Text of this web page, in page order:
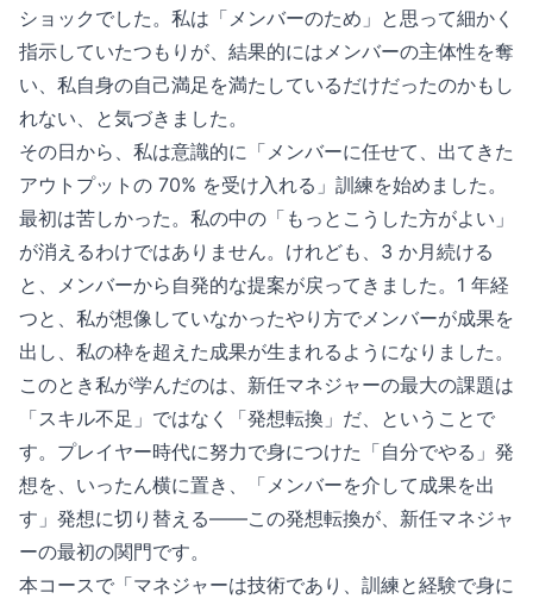
ショックでした。私は「メンバーのため」と思って細かく
指示していたつもりが、結果的にはメンバーの主体性を奪
い、私自身の自己満足を満たしているだけだったのかもし
れない、と気づきました。
その日から、私は意識的に「メンバーに任せて、出てきた
アウトプットの 70% を受け入れる」訓練を始めました。
最初は苦しかった。私の中の「もっとこうした方がよい」
が消えるわけではありません。けれども、3 か月続ける
と、メンバーから自発的な提案が戻ってきました。1 年経
つと、私が想像していなかったやり方でメンバーが成果を
出し、私の枠を超えた成果が生まれるようになりました。
このとき私が学んだのは、新任マネジャーの最大の課題は
「スキル不足」ではなく「発想転換」だ、ということで
す。プレイヤー時代に努力で身につけた「自分でやる」発
想を、いったん横に置き、「メンバーを介して成果を出
す」発想に切り替える——この発想転換が、新任マネジャ
ーの最初の関門です。
本コースで「マネジャーは技術であり、訓練と経験で身に